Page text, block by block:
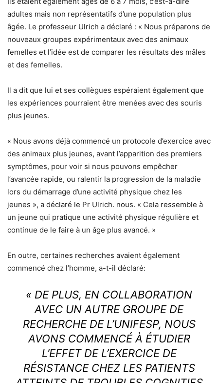
adultes mais non représentatifs d’une population plus
âgée. Le professeur Ulrich a déclaré : « Nous préparons de
nouveaux groupes expérimentaux avec des animaux
femelles et l’idée est de comparer les résultats des mâles
et des femelles.
Il a dit que lui et ses collègues espéraient également que
les expériences pourraient être menées avec des souris
plus jeunes.
« Nous avons déjà commencé un protocole d’exercice avec
des animaux plus jeunes, avant l’apparition des premiers
symptômes, pour voir si nous pouvons empêcher
l’avancée rapide, ou ralentir la progression de la maladie
lors du démarrage d’une activité physique chez les
jeunes », a déclaré le Pr Ulrich. nous. « Cela ressemble à
un jeune qui pratique une activité physique régulière et
continue de le faire à un âge plus avancé. »
En outre, certaines recherches avaient également
commencé chez l’homme, a-t-il déclaré:
« DE PLUS, EN COLLABORATION
AVEC UN AUTRE GROUPE DE
RECHERCHE DE L’UNIFESP, NOUS
AVONS COMMENCÉ À ÉTUDIER
L’EFFET DE L’EXERCICE DE
RÉSISTANCE CHEZ LES PATIENTS